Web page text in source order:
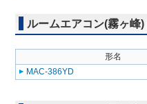
ルームエアコン(霧ヶ峰
形名
MAC-386YD